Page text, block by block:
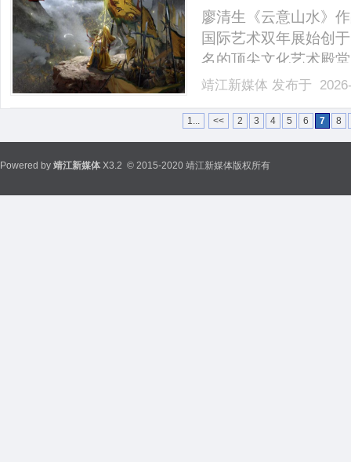
廖清生《云意山水》
国际艺术双年展始创
名的顶尖文化艺术殿
代艺术盛会,它素有“
展并称世界三大艺术
靖江新媒体 发布于
1... << 2 3 4 5 6 7 8
Powered by 靖江新媒体 X3.2 © 2015-2020 靖江新媒体版权所有